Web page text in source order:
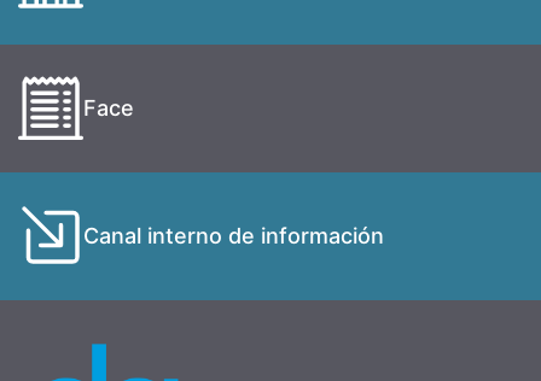
Face
Canal interno de información